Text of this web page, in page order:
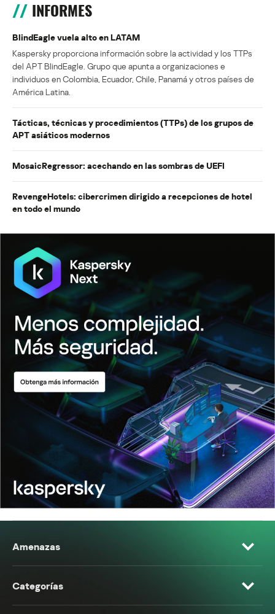
INFORMES
BlindEagle vuela alto en LATAM
Kaspersky proporciona información sobre la actividad y los TTPs
del APT BlindEagle. Grupo que apunta a organizaciones e
individuos en Colombia, Ecuador, Chile, Panamá y otros países de
América Latina.
Tácticas, técnicas y procedimientos (TTPs) de los grupos de
APT asiáticos modernos
MosaicRegressor: acechando en las sombras de UEFI
RevengeHotels: cibercrimen dirigido a recepciones de hotel
en todo el mundo
Amenazas
Categorías